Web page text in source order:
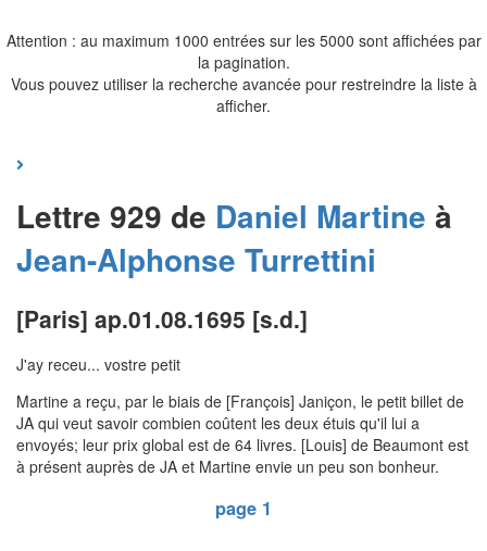
Attention : au maximum 1000 entrées sur les 5000 sont affichées par
la pagination.
Vous pouvez utiliser la recherche avancée pour restreindre la liste à
afficher.
Lettre 929 de Daniel Martine à
Jean-Alphonse Turrettini
[Paris] ap.01.08.1695 [s.d.]
J'ay receu... vostre petit
Martine a reçu, par le biais de [François] Janiçon, le petit billet de
JA qui veut savoir combien coûtent les deux étuis qu'il lui a
envoyés; leur prix global est de 64 livres. [Louis] de Beaumont est
à présent auprès de JA et Martine envie un peu son bonheur.
page 1